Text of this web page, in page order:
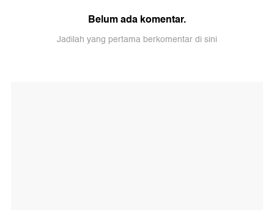
Belum ada komentar.
Jadilah yang pertama berkomentar di sini